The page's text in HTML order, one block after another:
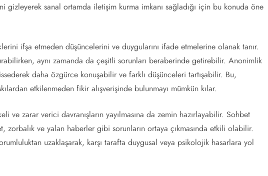
gizleyerek sanal ortamda iletişim kurma imkanı sağladığı için bu konuda öne
ifşa etmeden düşüncelerini ve duygularını ifade etmelerine olanak tanır.
aynı zamanda da çeşitli sorunları beraberinde getirebilir. Anonimlik
daha özgürce konuşabilir ve farklı düşünceleri tartışabilir. Bu,
etkilenmeden fikir alışverişinde bulunmayı mümkün kılar.
ve zarar verici davranışların yayılmasına da zemin hazırlayabilir. Sohbet
ve yalan haberler gibi sorunların ortaya çıkmasında etkili olabilir.
uzaklaşarak, karşı tarafta duygusal veya psikolojik hasarlara yol